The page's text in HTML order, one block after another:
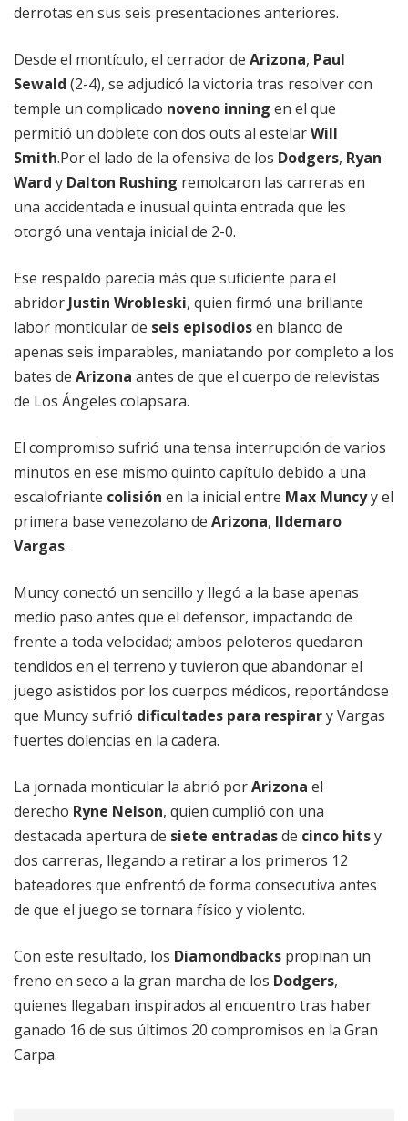
derrotas en sus seis presentaciones anteriores.
Desde el montículo, el cerrador de Arizona, Paul
Sewald (2-4), se adjudicó la victoria tras resolver con
temple un complicado noveno inning en el que
permitió un doblete con dos outs al estelarWill
Smith.Por el lado de la ofensiva de los Dodgers, Ryan
Ward y Dalton Rushing remolcaron las carreras en
una accidentada e inusual quinta entrada que les
otorgó una ventaja inicial de 2-0.
Ese respaldo parecía más que suficiente para el
abridor Justin Wrobleski, quien firmó una brillante
labor monticular de seis episodiosen blanco de
apenas seis imparables, maniatando por completo a los
bates de Arizona antes de que el cuerpo de relevistas
de Los Ángeles colapsara.
El compromiso sufrió una tensa interrupción de varios
minutos en ese mismo quinto capítulo debido a una
escalofriante colisión en la inicial entre Max Muncyy el
primera base venezolano de Arizona, Ildemaro
Vargas.
Muncy conectó un sencillo y llegó a la base apenas
medio paso antes que el defensor, impactando de
frente a toda velocidad; ambos peloteros quedaron
tendidos en el terreno y tuvieron que abandonar el
juego asistidos por los cuerpos médicos, reportándose
que Muncy sufrió dificultades para respirary Vargas
fuertes dolencias en la cadera.
La jornada monticular la abrió porArizona el
derecho Ryne Nelson, quien cumplió con una
destacada apertura de siete entradasde cinco hitsy
dos carreras, llegando a retirar a los primeros 12
bateadores que enfrentó de forma consecutiva antes
de que el juego se tornara físico y violento.
Con este resultado, los Diamondbacks propinan un
freno en seco a la gran marcha de los Dodgers,
quienes llegaban inspirados al encuentro tras haber
ganado 16 de sus últimos 20 compromisos en la Gran
Carpa.